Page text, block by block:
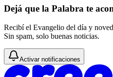
Dejá que la Palabra te
Recibí el Evangelio del día y
Sin spam, solo buenas noticias.
Activar notificaciones